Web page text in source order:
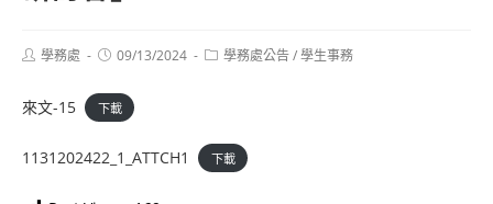
Post學務處
Post09/13/2024
Post學務處公告/學生事務
來文-15 下載
1131202422_1_ATTCH1 下載